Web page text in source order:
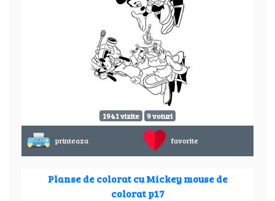
1941 vizite 9 voturi
printeaza favorite
Planse de colorat cu Mickey mouse de
colorat p17